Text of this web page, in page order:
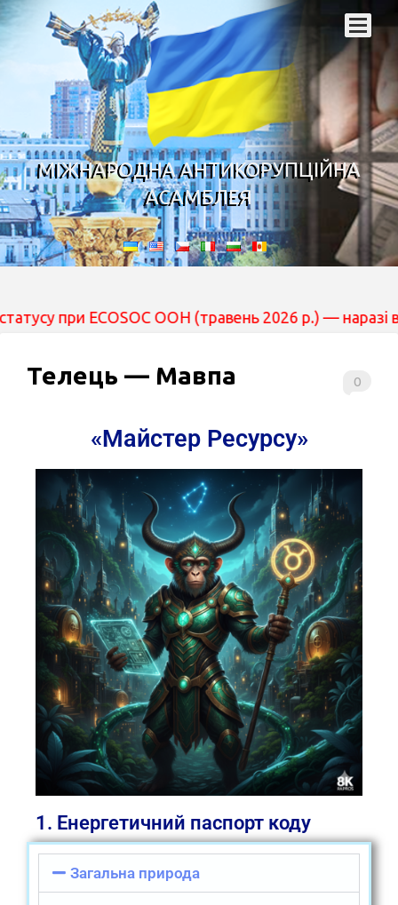
МІЖНАРОДНА АНТИКОРУПЦІЙНА
АСАМБЛЕЯ
ECOSOC ООН (травень 2026 р.) — наразі
0
Телець — Мавпа
«Майстер Ресурсу»
1. Енергетичний паспорт коду
Загальна природа